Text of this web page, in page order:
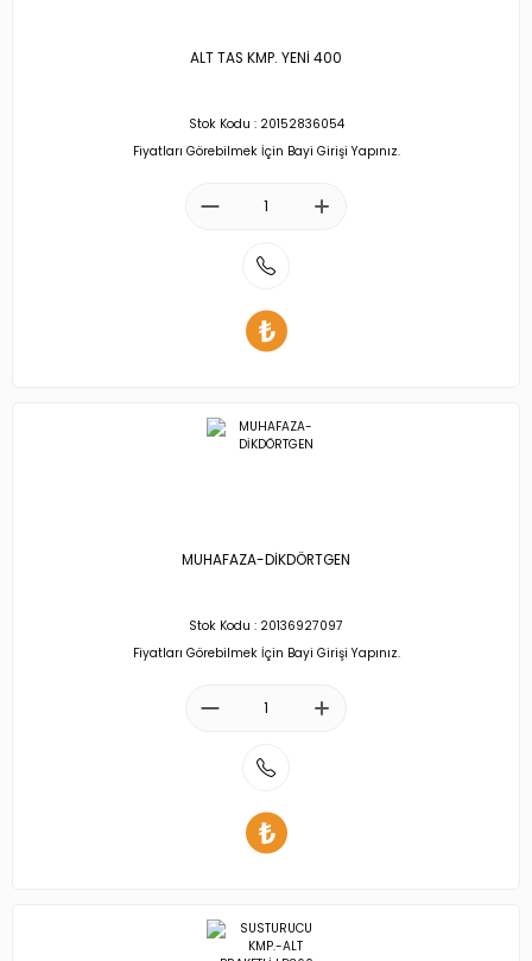
ALT TAS KMP. YENİ 400
Stok Kodu : 20152836054
Fiyatları Görebilmek İçin Bayi Girişi Yapınız.
MUHAFAZA-DİKDÖRTGEN
Stok Kodu : 20136927097
Fiyatları Görebilmek İçin Bayi Girişi Yapınız.